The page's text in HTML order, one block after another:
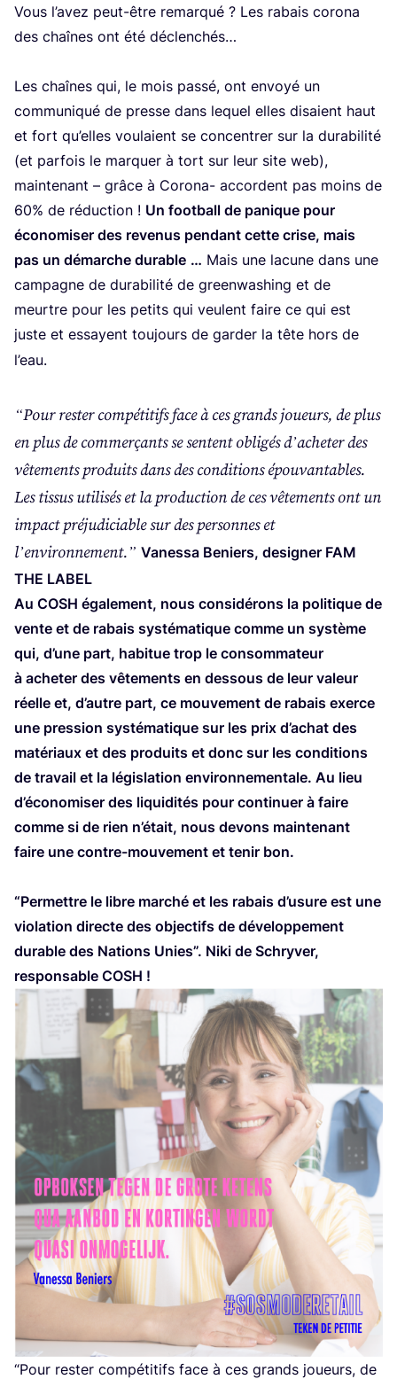
Vous l’a­vez peut-être remar­qué ? Les rabais coro­na
des chaînes ont été déclenchés…
Les chaînes qui, le mois pas­sé, ont envoyé un
com­mu­ni­qué de presse dans lequel elles disaient haut
et fort qu’elles vou­laient se concen­trer sur la dura­bi­li­té
(et par­fois le mar­quer à tort sur leur site web),
main­te­nant – grâce à Coro­na- accordent pas moins de
60% de réduc­tion ! Un foot­ball de panique pour
éco­no­mi­ser des reve­nus pen­dant cette crise, mais
pas un démarche durable … Mais une lacune dans une
cam­pagne de dura­bi­li­té de green­wa­shing et de
meurtre pour les petits qui veulent faire ce qui est
juste et essayent tou­jours de gar­der la tête hors de
l’eau.
“Pour res­ter com­pé­ti­tifs face à ces grands joueurs, de plus
en plus de com­mer­çants se sentent obli­gés d’a­che­ter des
vête­ments pro­duits dans des condi­tions épou­van­tables.
Les tis­sus uti­li­sés et la pro­duc­tion de ces vête­ments ont un
impact pré­ju­di­ciable sur des per­sonnes et
l’en­vi­ron­ne­ment.” Vanes­sa Beniers, desi­gner FAM
THE LABEL
Au COSH éga­le­ment, nous consi­dé­rons la poli­tique de
vente et de rabais sys­té­ma­tique comme un sys­tème
qui, d’une part, habi­tue trop le consom­ma­teur
à ache­ter des vête­ments en des­sous de leur valeur
réelle et, d’autre part, ce mou­ve­ment de rabais exerce
une pres­sion sys­té­ma­tique sur les prix d’a­chat des
maté­riaux et des pro­duits et donc sur les condi­tions
de tra­vail et la légis­la­tion envi­ron­ne­men­tale. Au lieu
d’é­co­no­mi­ser des liqui­di­tés pour conti­nuer à faire
comme si de rien n’é­tait, nous devons main­te­nant
faire une contre-mou­ve­ment et tenir bon.
“Per­mettre le libre mar­ché et les rabais d’u­sure est une
vio­la­tion directe des objec­tifs de déve­lop­pe­ment
durable des Nations Unies”. Niki de Schry­ver,
res­pon­sable COSH !
“Pour res­ter com­pé­ti­tifs face à ces grands joueurs, de